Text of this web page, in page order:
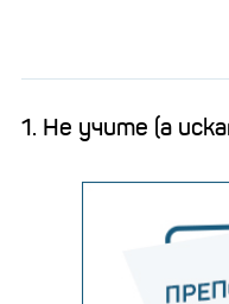
1. Не учите (а